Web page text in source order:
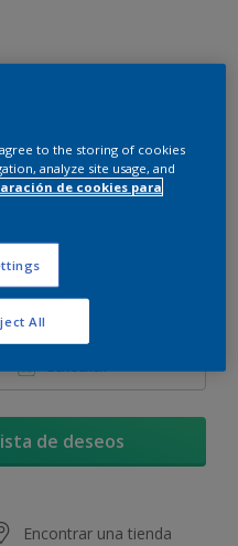
Cambiar de color
de pintura
Calcular
de deseos
Encontrar una tienda
agree to the storing of cookies
analyze site usage, and
de cookies para
All